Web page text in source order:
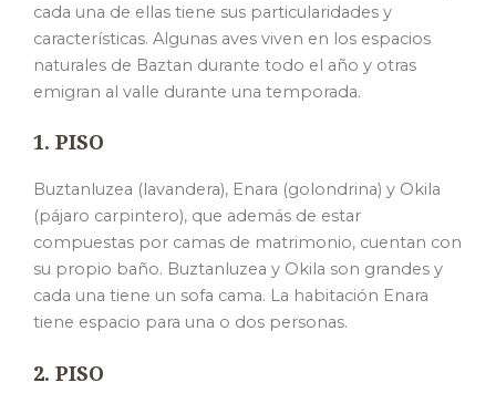
cada una de ellas tiene sus particularidades y
características. Algunas aves viven en los espacios
naturales de Baztan durante todo el año y otras
emigran al valle durante una temporada.
1. PISO
Buztanluzea (lavandera), Enara (golondrina) y Okila
(pájaro carpintero), que además de estar
compuestas por camas de matrimonio, cuentan con
su propio baño. Buztanluzea y Okila son grandes y
cada una tiene un sofa cama. La habitación Enara
tiene espacio para una o dos personas.
2. PISO